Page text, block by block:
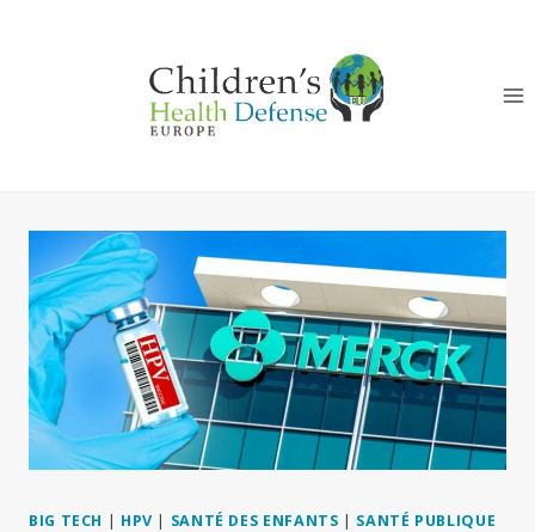
BIG TECH | HPV | SANTÉ DES ENFANTS | SANTÉ PUBLIQUE